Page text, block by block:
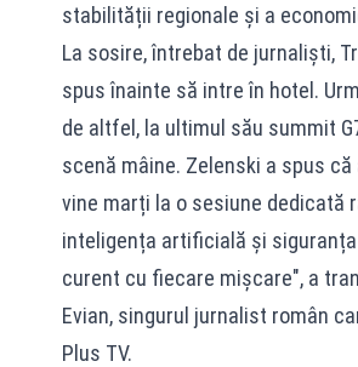
stabilității regionale și a
La sosire, întrebat de jurnaliști,
spus înainte să intre în hotel.
de altfel, la ultimul său summit
scenă mâine. Zelenski a spus
vine marți la o sesiune dedicată
inteligența artificială și
curent cu fiecare mișcare", a
Evian, singurul jurnalist român
Plus TV.